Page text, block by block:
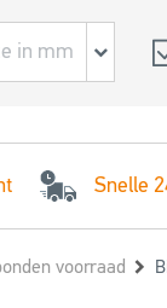
Snelle
voorraad